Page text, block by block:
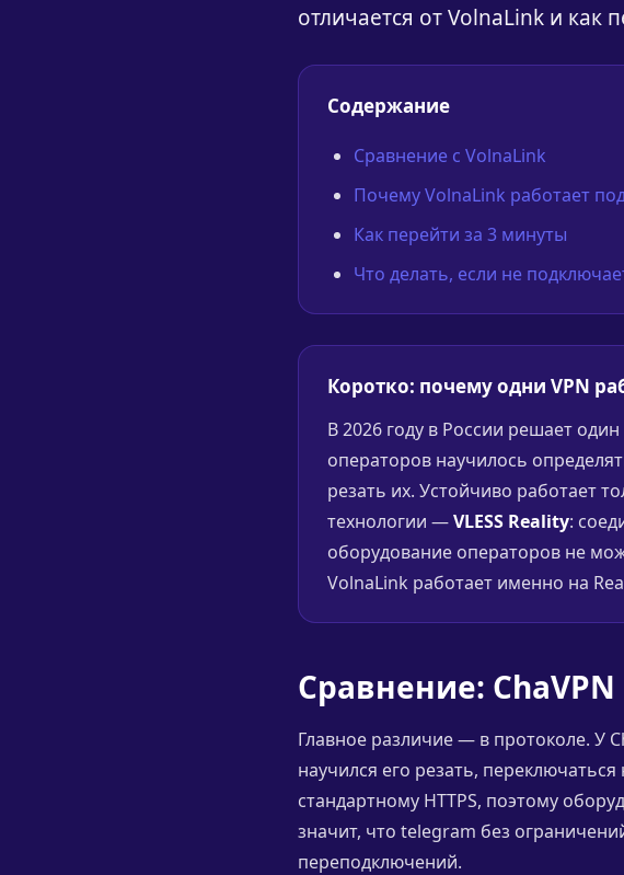
отличается от VolnaLink и как
Содержание
Сравнение с VolnaLink
Почему VolnaLink работает
Как перейти за 3 минуты
Что делать, если не
Коротко: почему одни VPN
В 2026 году в России решает
операторов научилось
резать их. Устойчиво работает
технологии —VLESS Reality:
оборудование операторов не
VolnaLink работает именно на
Сравнение:
Главное различие — в протоколе. У
научился его резать,
стандартному HTTPS, поэтому
значит, что telegram без
переподключений.